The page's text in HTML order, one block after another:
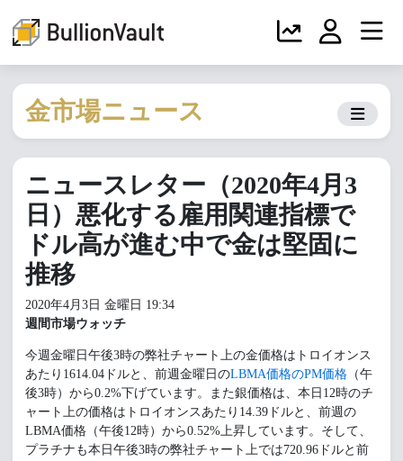
金市場ニュース
ニュースレター（2020年4月3
日）悪化する雇用関連指標で
ドル高が進む中で金は堅固に
推移
2020年4月3日 金曜日 19:34
週間市場ウォッチ
今週金曜日午後3時の弊社チャート上の金価格はトロイオンス
あたり1614.04ドルと、前週金曜日のLBMA価格のPM価格 （午
後3時）から0.2%下げています。また銀価格は、本日12時のチ
ャート上の価格はトロイオンスあたり14.39ドルと、前週の
LBMA価格（午後12時）から0.52%上昇しています。そして、
プラチナも本日午後3時の弊社チャート上では720.96ドルと前